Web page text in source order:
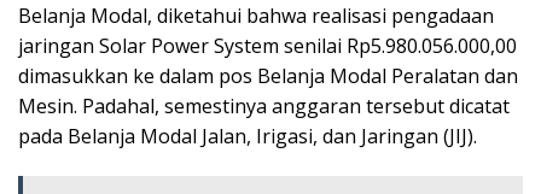
Belanja Modal, diketahui bahwa realisasi pengadaan
jaringan Solar Power System senilai Rp5.980.056.000,00
dimasukkan ke dalam pos Belanja Modal Peralatan dan
Mesin. Padahal, semestinya anggaran tersebut dicatat
pada Belanja Modal Jalan, Irigasi, dan Jaringan (JIJ).